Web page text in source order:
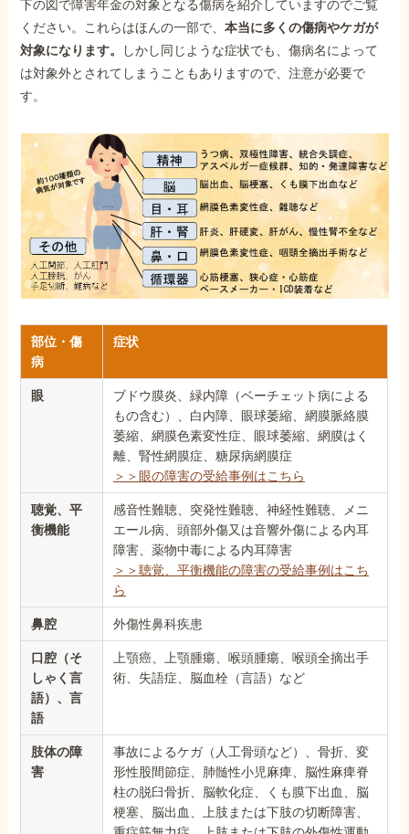
下の図で障害年金の対象となる傷病を紹介していますのでご覧
ください。これらはほんの一部で、本当に多くの傷病やケガが
対象になります。
しかし同じような症状でも、傷病名によって
は対象外とされてしまうこともありますので、注意が必要で
す。
部位・傷
病
症状
眼
ブドウ膜炎、緑内障（ベーチェット病による
もの含む）、白内障、眼球萎縮、網膜脈絡膜
萎縮、網膜色素変性症、眼球萎縮、網膜はく
離、腎性網膜症、糖尿病網膜症
＞＞眼の障害の受給事例はこちら
聴覚、平
衡機能
感音性難聴、突発性難聴、神経性難聴、メニ
エール病、頭部外傷又は音響外傷による内耳
障害、薬物中毒による内耳障害
＞＞聴覚、平衡機能の障害の受給事例はこち
ら
鼻腔 外傷性鼻科疾患
口腔（そ
しゃく言
語）、言
語
上顎癌、上顎腫瘍、喉頭腫瘍、喉頭全摘出手
術、失語症、脳血栓（言語）など
肢体の障
害
事故によるケガ（人工骨頭など）、骨折、変
形性股間節症、肺髄性小児麻痺、脳性麻痺脊
柱の脱臼骨折、脳軟化症、くも膜下出血、脳
梗塞、脳出血、上肢または下肢の切断障害、